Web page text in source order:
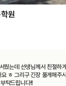
원
웠는데 선생님께서 친절하
ㅎ 그리구 긴장 풀게해주
탁드립니다!!